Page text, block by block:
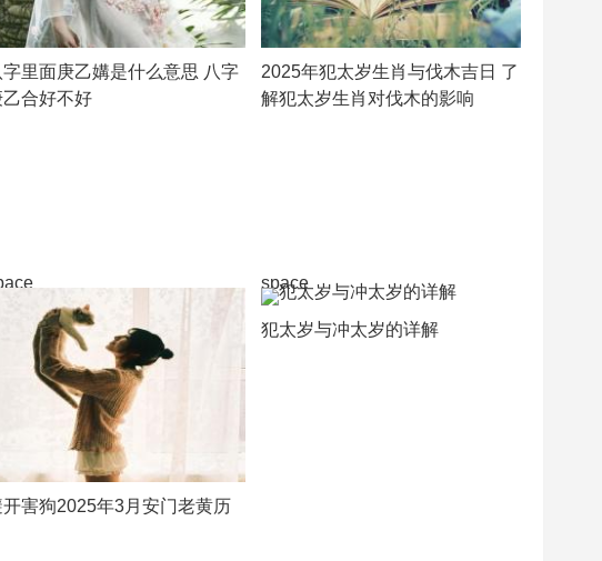
字里面庚乙媾是什么意思 八字
乙合好不好
2025年犯太岁生肖与伐木吉日 了
解犯太岁生肖对伐木的影响
开害狗2025年3月安门老黄历
space
犯太岁与冲太岁的详解